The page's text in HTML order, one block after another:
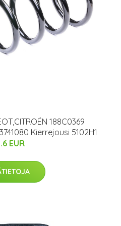
188C0369
Kierrejousi 5102H1
EUR